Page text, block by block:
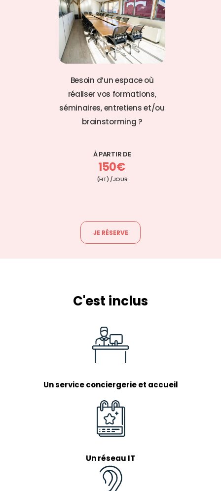
Besoin d’un espace où
réaliser vos formations,
séminaires, entretiens et/ou
brainstorming ?
À PARTIR DE
150€
(HT) /JOUR
JE RÉSERVE
C'est inclus
Un service conciergerie et accueil
Un réseau IT